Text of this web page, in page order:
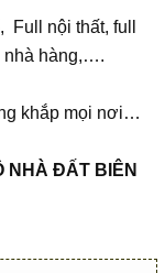
Full nội thất, full
nhà hàng,….
khắp mọi nơi…
NHÀ ĐẤT BIÊN